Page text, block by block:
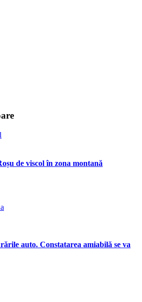
de viscol în zona montană
auto. Constatarea amiabilă se va